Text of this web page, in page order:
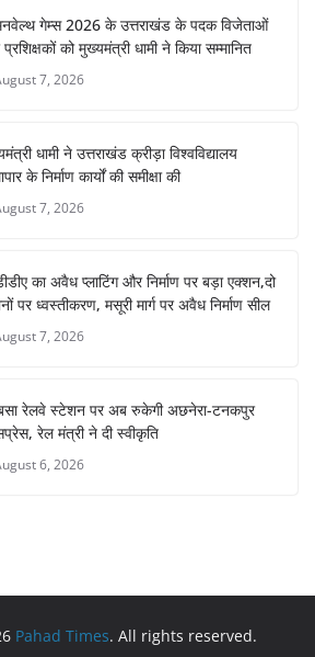
गेम्स 2026 के उत्तराखंड के पदक विजेताओं
को मुख्यमंत्री धामी ने किया सम्मानित
7, 2026
धामी ने उत्तराखंड क्रीड़ा विश्वविद्यालय
के निर्माण कार्यों की समीक्षा की
7, 2026
का अवैध प्लाटिंग और निर्माण पर बड़ा एक्शन,दो
पर ध्वस्तीकरण, मसूरी मार्ग पर अवैध निर्माण सील
7, 2026
रेलवे स्टेशन पर अब रुकेगी अछनेरा-टनकपुर
रेल मंत्री ने दी स्वीकृति
6, 2026
Pahad Times. All rights reserved.